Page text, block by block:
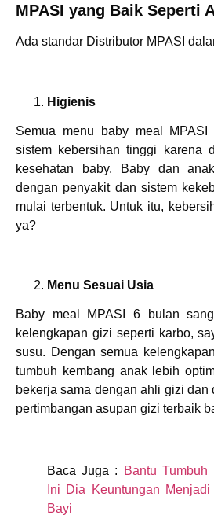
MPASI yang Baik Seperti
Ada standar Distributor MPASI
Higienis
Semua menu baby meal
sistem kebersihan tinggi karena
kesehatan baby. Baby dan
dengan penyakit dan sistem
mulai terbentuk. Untuk itu,
ya?
Menu Sesuai Usia
Baby meal MPASI 6 bulan
kelengkapan gizi seperti karbo,
susu. Dengan semua
tumbuh kembang anak lebih
bekerja sama dengan ahli gizi dan
pertimbangan asupan gizi terbaik
Baca Juga :
Bantu Tumbuh
Ini Dia Keuntungan
Bayi